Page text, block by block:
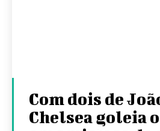
Com dois de
Chelsea goleia